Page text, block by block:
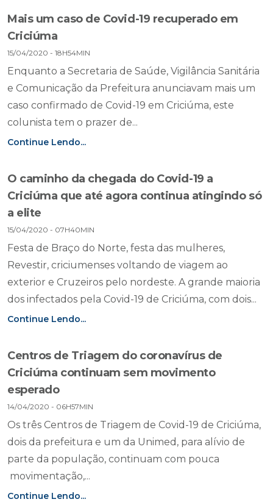
Mais um caso de Covid-19 recuperado em
Criciúma
15/04/2020 - 18H54MIN
Enquanto a Secretaria de Saúde, Vigilância Sanitária
e Comunicação da Prefeitura anunciavam mais um
caso confirmado de Covid-19 em Criciúma, este
colunista tem o prazer de...
Continue Lendo...
O caminho da chegada do Covid-19 a
Criciúma que até agora continua atingindo só
a elite
15/04/2020 - 07H40MIN
Festa de Braço do Norte, festa das mulheres,
Revestir, criciumenses voltando de viagem ao
exterior e Cruzeiros pelo nordeste. A grande maioria
dos infectados pela Covid-19 de Criciúma, com dois...
Continue Lendo...
Centros de Triagem do coronavírus de
Criciúma continuam sem movimento
esperado
14/04/2020 - 06H57MIN
Os três Centros de Triagem de Covid-19 de Criciúma,
dois da prefeitura e um da Unimed, para alívio de
parte da população, continuam com pouca
movimentação,...
Continue Lendo...